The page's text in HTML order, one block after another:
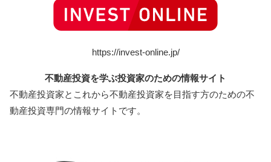
https://invest-online.jp/
不動産投資を学ぶ投資家のための情報サイト
不動産投資家とこれから不動産投資家を目指す方のための不
動産投資専門の情報サイトです。